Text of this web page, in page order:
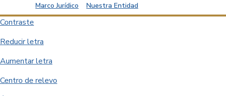
Marco Jurídico
Nuestra Entidad
Contraste
Reducir letra
Aumentar letra
Centro de relevo